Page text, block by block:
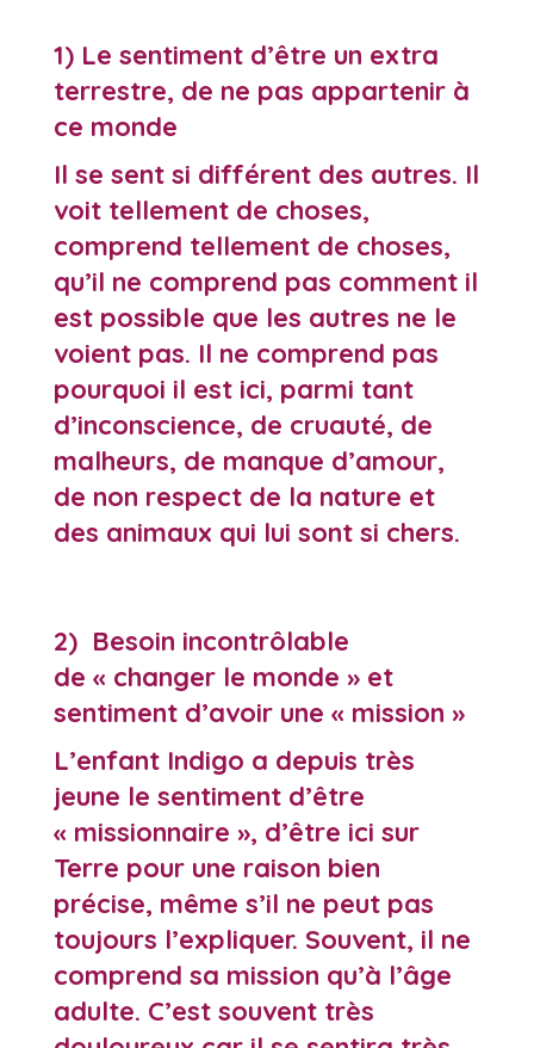
1) Le sentiment d’être un extra
terrestre, de ne pas appartenir à
ce monde
Il se sent si différent des autres. Il
voit tellement de choses,
comprend tellement de choses,
qu’il ne comprend pas comment il
est possible que les autres ne le
voient pas. Il ne comprend pas
pourquoi il est ici, parmi tant
d’inconscience, de cruauté, de
malheurs, de manque d’amour,
de non respect de la nature et
des animaux qui lui sont si chers.
2) Besoin incontrôlable
de « changer le monde » et
sentiment d’avoir une « mission »
L’enfant Indigo a depuis très
jeune le sentiment d’être
« missionnaire », d’être ici sur
Terre pour une raison bien
précise, même s’il ne peut pas
toujours l’expliquer. Souvent, il ne
comprend sa mission qu’à l’âge
adulte. C’est souvent très